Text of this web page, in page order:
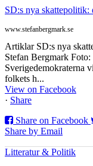
SD:s nya skattepolitik:
www.stefanbergmark.se
Artiklar SD:s nya
Stefan Bergmark
Sverigedemokraterna
folkets h...
View on Facebook
· Share
Share on Facebook
Share by Email
Litteratur & Politik